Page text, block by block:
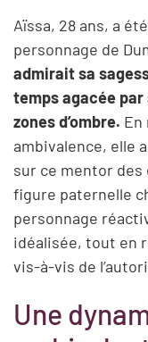
Aïssa, 28 ans, a
personnage de
admirait sa
temps agacée
zones d’ombre.
ambivalence, elle
sur ce mentor des
figure paternelle
personnage
idéalisée, tout en
vis-à-vis de
Une